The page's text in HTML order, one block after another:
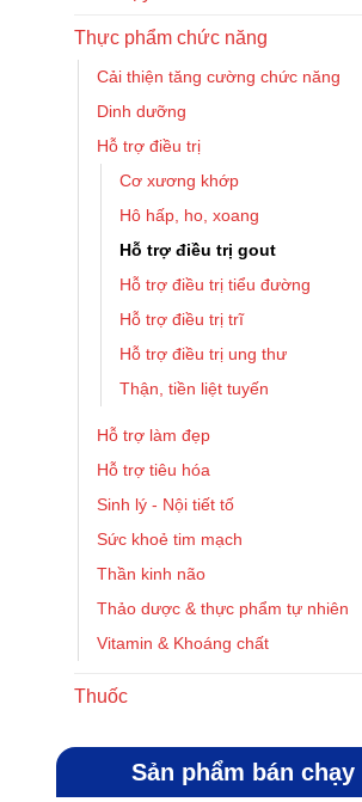
Thực phẩm chức năng
Cải thiện tăng cường chức năng
Dinh dưỡng
Hỗ trợ điều trị
Cơ xương khớp
Hô hấp, ho, xoang
Hỗ trợ điều trị gout
Hỗ trợ điều trị tiểu đường
Hỗ trợ điều trị trĩ
Hỗ trợ điều trị ung thư
Thận, tiền liệt tuyến
Hỗ trợ làm đẹp
Hỗ trợ tiêu hóa
Sinh lý - Nội tiết tố
Sức khoẻ tim mạch
Thần kinh não
Thảo dược & thực phẩm tự nhiên
Vitamin & Khoáng chất
Thuốc
Sản phẩm bán chạy